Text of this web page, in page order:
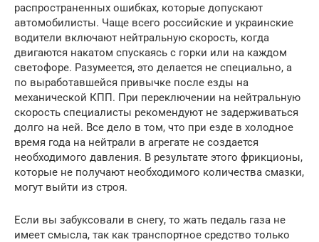
распространенных ошибках, которые допускают
автомобилисты. Чаще всего российские и украинские
водители включают нейтральную скорость, когда
двигаются накатом спускаясь с горки или на каждом
светофоре. Разумеется, это делается не специально, а
по выработавшейся привычке после езды на
механической КПП. При переключении на нейтральную
скорость специалисты рекомендуют не задерживаться
долго на ней. Все дело в том, что при езде в холодное
время года на нейтрали в агрегате не создается
необходимого давления. В результате этого фрикционы,
которые не получают необходимого количества смазки,
могут выйти из строя.
Если вы забуксовали в снегу, то жать педаль газа не
имеет смысла, так как транспортное средство только